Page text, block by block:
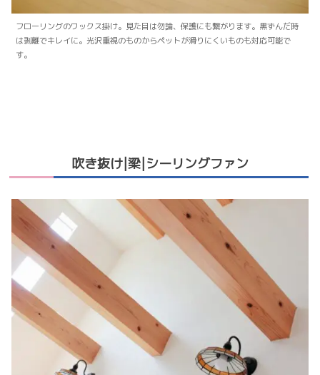
フローリングのワックス掛け。見た目は勿論、保護にも繋がります。黒ずんだ時
は剥離でキレイに。光沢重視のものからペットが滑りにくいものも対応可能で
す。
吹き抜け|梁|シーリングファン